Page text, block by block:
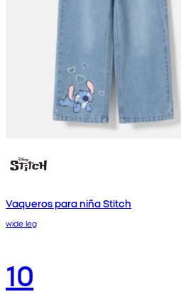
Vaqueros para niña Stitch
wide leg
10